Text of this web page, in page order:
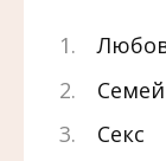
Секс